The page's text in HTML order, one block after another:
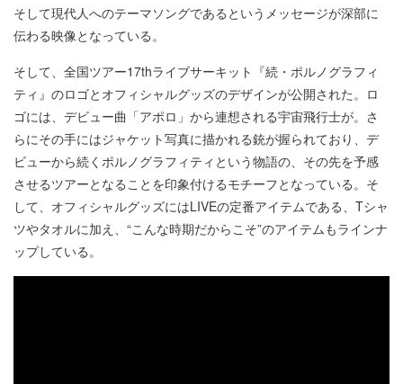
そして現代人へのテーマソングであるというメッセージが深部に
伝わる映像となっている。
そして、全国ツアー17thライブサーキット『続・ポルノグラフィ
ティ』のロゴとオフィシャルグッズのデザインが公開された。ロ
ゴには、デビュー曲「アポロ」から連想される宇宙飛行士が。さ
らにその手にはジャケット写真に描かれる銃が握られており、デ
ビューから続くポルノグラフィティという物語の、その先を予感
させるツアーとなることを印象付けるモチーフとなっている。そ
して、オフィシャルグッズにはLIVEの定番アイテムである、Tシャ
ツやタオルに加え、“こんな時期だからこそ”のアイテムもラインナ
ップしている。